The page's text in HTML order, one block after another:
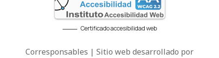
Certificado accesibilidad web
Corresponsables | Sitio web desarrollado por